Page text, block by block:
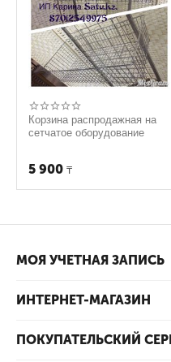
Корзина распродажная на
сетчатое оборудование
5 900 ₸
МОЯ УЧЕТНАЯ ЗАПИСЬ
ИНТЕРНЕТ-МАГАЗИН
ПОКУПАТЕЛЬСКИЙ